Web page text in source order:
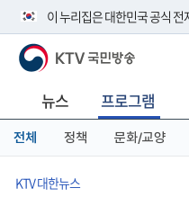
이 누리집은 대한민국 공식
공식 누리집 주소 확인하기
니다.
이밖에 or.kr 또는 .kr등 다른
서 도메인 주소를 확인해 보세요
KTV 국민방송
뉴스 프로그램
전체 정책 문화/교양
KTV 대한뉴스